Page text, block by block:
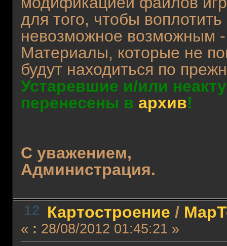
для того, чтобы
невозможное
Материалы, которые не
будут находиться по
Устаревшие и/или
перенесены в архив!
С уважением,
Администрация.
12 Картостроение /
« : 28/08/2012 01:45:21 »